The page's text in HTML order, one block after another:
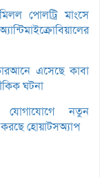
পোলট্রি মাংসে
এসেছে কাবা
ঘটনা
যোগাযোগে নতুন
করছে হোয়াটসঅ্যাপ